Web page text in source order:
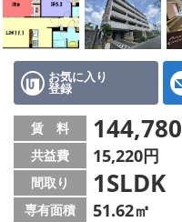
路線·駅から探す
IT重説について
スタッフ紹介
賃貸管理の北白川店
店舗情報·アクセス
お気に入り
登録
賃 料 144,780
共益費 15,220円
間取り 1SLDK
専有面積 51.62㎡